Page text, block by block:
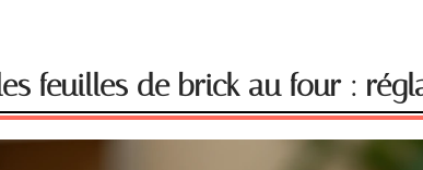
feuilles de brick au four :